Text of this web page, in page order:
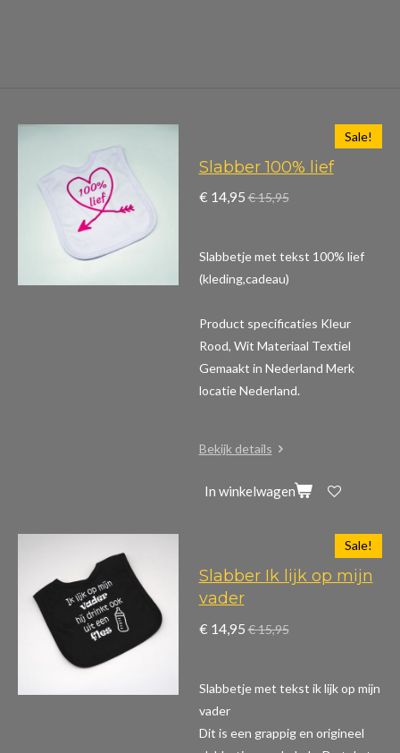
Sale!
Slabber 100% lief
€ 14,95 € 15,95
Slabbetje met tekst 100% lief
(kleding,cadeau)
Product specificaties Kleur
Rood, Wit Materiaal Textiel
Gemaakt in Nederland Merk
locatie Nederland.
Bekijk details
In winkelwagen
Sale!
Slabber Ik lijk op mijn
vader
€ 14,95 € 15,95
Slabbetje met tekst ik lijk op mijn
vader
Dit is een grappig en origineel